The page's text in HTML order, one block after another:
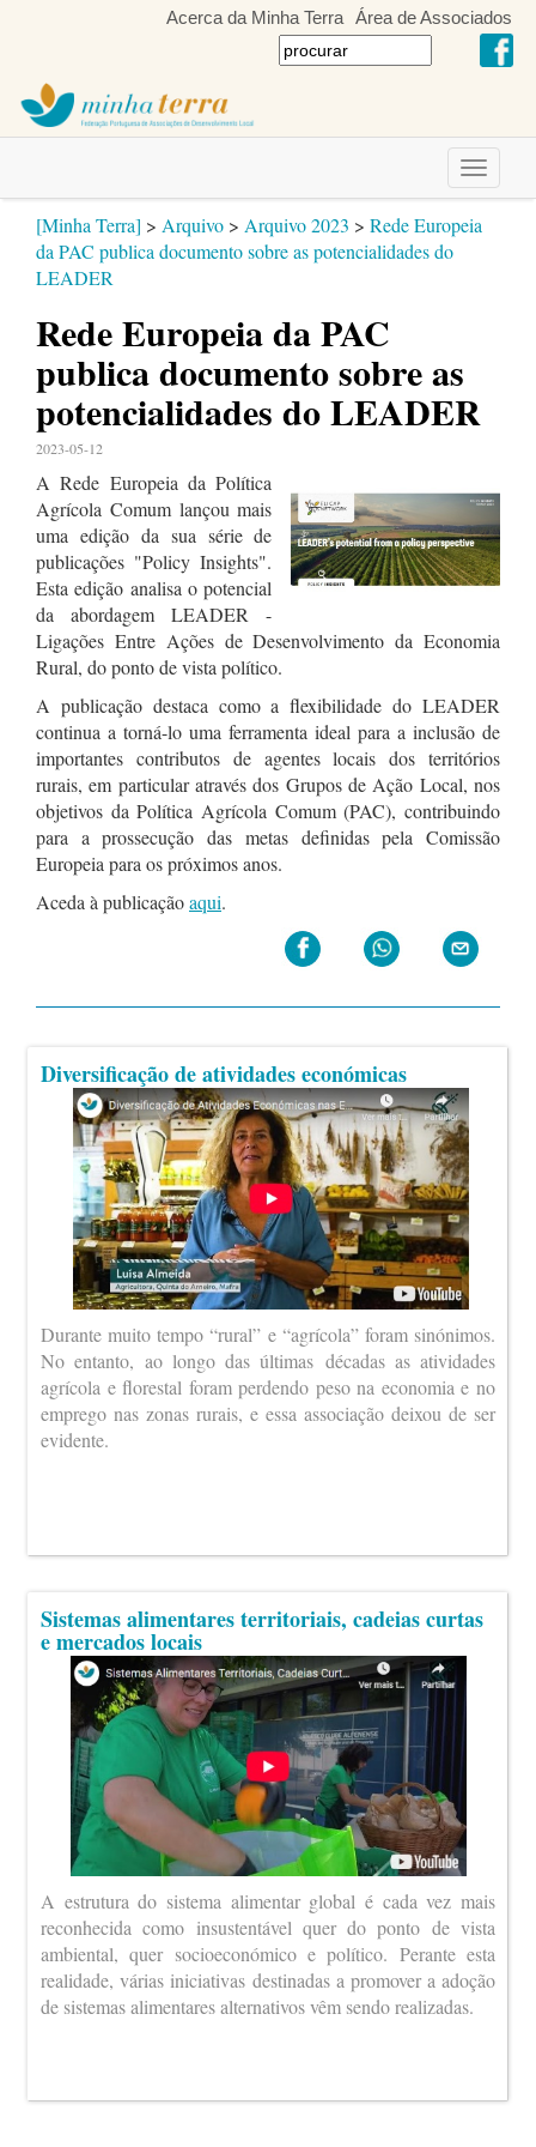
Acerca da Minha Terra Área de Associados
Toggle
[Minha Terra] > Arquivo > Arquivo 2023 > Rede Europeia
da PAC publica documento sobre as potencialidades do
LEADER
Rede Europeia da PAC
publica documento sobre as
potencialidades do LEADER
2023-05-12
A Rede Europeia da Política
Agrícola Comum lançou mais
uma edição da sua série de
publicações "Policy Insights".
Esta edição analisa o potencial
da abordagem LEADER -
Ligações Entre Ações de Desenvolvimento da Economia
Rural, do ponto de vista político.
A publicação destaca como a flexibilidade do LEADER
continua a torná-lo uma ferramenta ideal para a inclusão de
importantes contributos de agentes locais dos territórios
rurais, em particular através dos Grupos de Ação Local, nos
objetivos da Política Agrícola Comum (PAC), contribuindo
para a prossecução das metas definidas pela Comissão
Europeia para os próximos anos.
Aceda à publicaçãoaqui.
Diversificação de atividades económicas
Durante muito tempo “rural” e “agrícola” foram sinónimos.
No entanto, ao longo das últimas décadas as atividades
agrícola e florestal foram perdendo peso na economia e no
emprego nas zonas rurais, e essa associação deixou de ser
evidente.
Sistemas alimentares territoriais, cadeias curtas
e mercados locais
A estrutura do sistema alimentar global é cada vez mais
reconhecida como insustentável quer do ponto de vista
ambiental, quer socioeconómico e político. Perante esta
realidade, várias iniciativas destinadas a promover a adoção
de sistemas alimentares alternativos vêm sendo realizadas.